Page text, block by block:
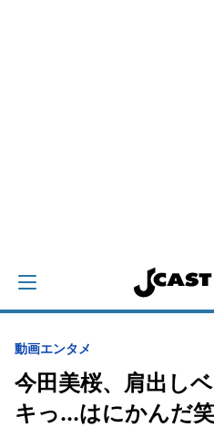
動画エンタメ
今田美桜、肩出し
キっ...はにかんだ